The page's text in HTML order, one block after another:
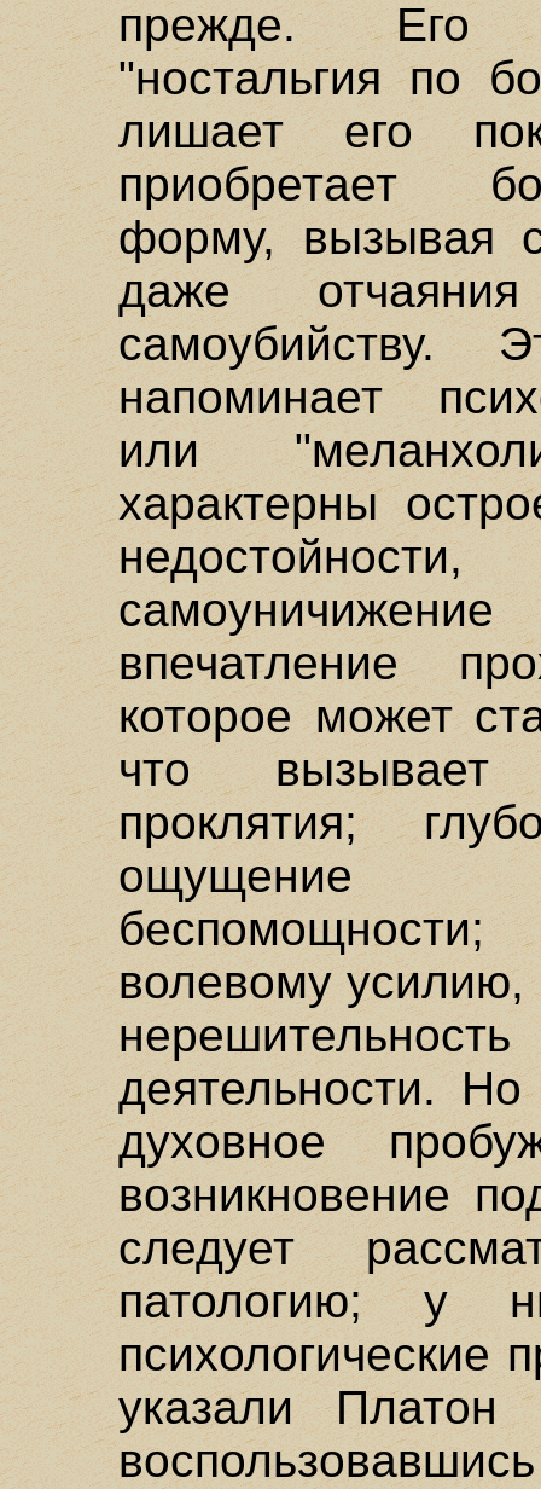
прежде. Его
"ностальгия по
лишает его
приобретает
форму, вызывая
даже
самоубийству.
напоминает
или
характерны
впечатление
которое может
что вызывает
проклятия;
ощущение
волевому усилию,
деятельности.
духовное
возникновение
следует
патологию; у
психологические
указали